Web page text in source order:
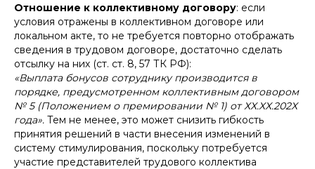
Отношение к коллективному договору: если
условия отражены в коллективном договоре или
локальном акте, то не требуется повторно отображать
сведения в трудовом договоре, достаточно сделать
отсылку на них (ст. ст. 8, 57 ТК РФ):
«Выплата бонусов сотруднику производится в
порядке, предусмотренном коллективным договором
№ 5 (Положением о премировании № 1) от ХХ.ХХ.202Х
года». Тем не менее, это может снизить гибкость
принятия решений в части внесения изменений в
систему стимулирования, поскольку потребуется
участие представителей трудового коллектива